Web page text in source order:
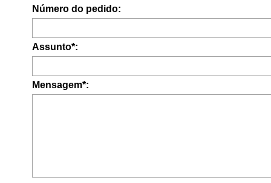
Número do pedido:
Assunto*:
Mensagem*: